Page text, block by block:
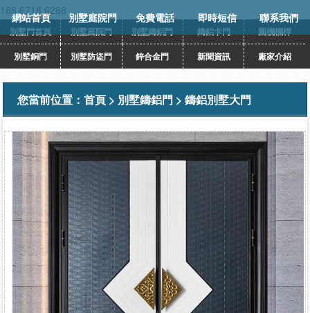
188 6718 6288
別墅門首頁 別墅庭院門 別墅鑄鋁門 鑄鋁卡門
圍欄欄桿
別墅銅門
別墅防盜門 鋅合金門 新聞資訊 廠家介紹
您當前位置：首頁 > 別墅鑄鋁門 >鑄鋁別墅大門
網站首頁 別墅庭院門 免費電話 即時短信 聯系我們